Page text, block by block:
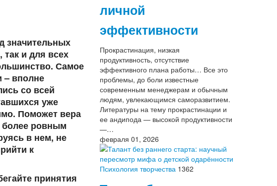
значительных
и для всех
Самое
– вполне
со всей
уже
Поможет вера
более ровным
в нем, не
к
принятия
личной
эффективности
Прокрастинация, низкая
продуктивность, отсутствие
эффективного плана работы… Все это
проблемы, до боли известные
современным менеджерам и обычным
людям, увлекающимся саморазвитием.
Литературы на тему прокрастинации и
ее андипода — высокой продуктивности
—…
февраля 01, 2026
Психология творчества 1362